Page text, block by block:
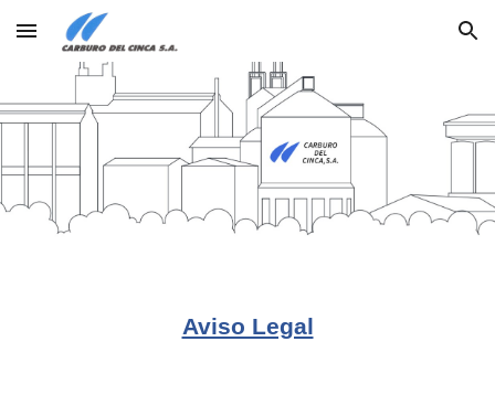
Skip to main content Skip to navigation
Aviso Legal